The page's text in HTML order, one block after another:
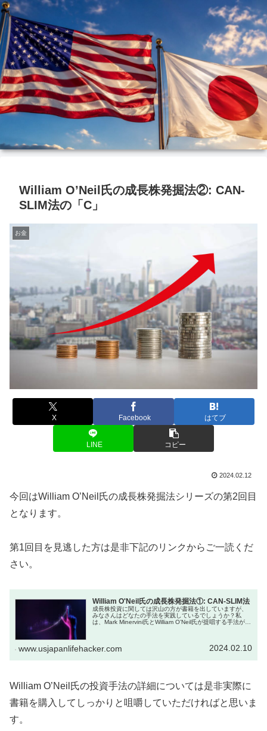
William O’Neil氏の成長株発掘法②: CAN-
SLIM法の「C」
お金
X Facebook はてブ
LINE コピー
2024.02.12
今回はWilliam O’Neil氏の成長株発掘法シリーズの第2回目
となります。
第1回目を見逃した方は是非下記のリンクからご一読くだ
さい。
William O'Neil氏の成長株発掘法①: CAN-SLIM法
成長株投資に関しては沢山の方が書籍を出していますが、
みなさんはどなたの手法を実践しているでしょうか？私
は、Mark Minervini氏とWilliam O’Neil氏が提唱する手法が大
www.usjapanlifehacker.com 2024.02.10
William O’Neil氏の投資手法の詳細については是非実際に
書籍を購入してしっかりと咀嚼していただければと思いま
す。